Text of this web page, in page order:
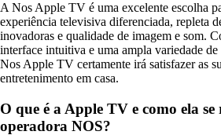
A Nos Apple TV é uma excelente escolha
experiência televisiva diferenciada, repleta
inovadoras e qualidade de imagem e som.
interface intuitiva e uma ampla variedade
Nos Apple TV certamente irá satisfazer as
entretenimento em casa.
O que é a Apple TV e como ela
operadora NOS?